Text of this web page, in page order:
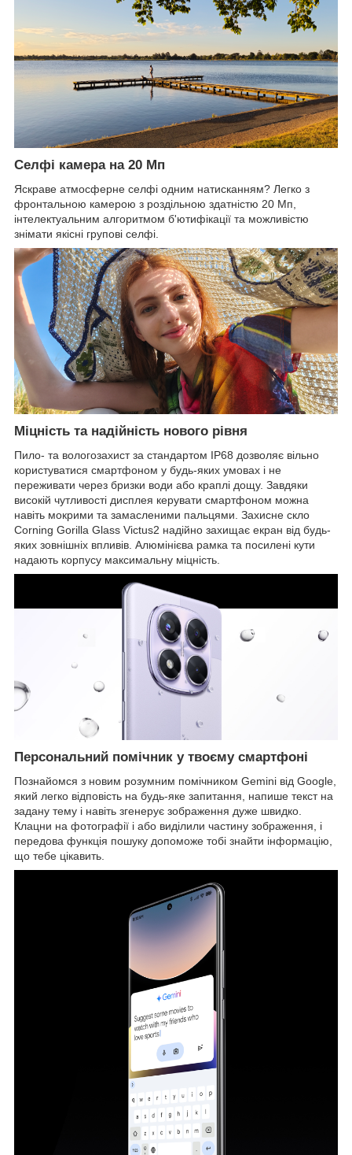
Селфі камера на 20 Мп
Яскраве атмосферне селфі одним натисканням? Легко з
фронтальною камерою з роздільною здатністю 20 Мп,
інтелектуальним алгоритмом б'ютифікації та можливістю
знімати якісні групові селфі.
Міцність та надійність нового рівня
Пило- та вологозахист за стандартом IP68 дозволяє вільно
користуватися смартфоном у будь-яких умовах і не
переживати через бризки води або краплі дощу. Завдяки
високій чутливості дисплея керувати смартфоном можна
навіть мокрими та замасленими пальцями. Захисне скло
Corning Gorilla Glass Victus2 надійно захищає екран від будь-
яких зовнішніх впливів. Алюмінієва рамка та посилені кути
надають корпусу максимальну міцність.
Персональний помічник у твоєму смартфоні
Познайомся з новим розумним помічником Gemini від Google,
який легко відповість на будь-яке запитання, напише текст на
задану тему і навіть згенерує зображення дуже швидко.
Клацни на фотографії і або виділили частину зображення, і
передова функція пошуку допоможе тобі знайти інформацію,
що тебе цікавить.